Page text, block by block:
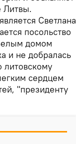
Литвы.
Светлана
посольство
домом
и не добралась
сердцем
"президенту